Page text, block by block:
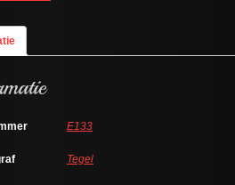
E133
Tegel